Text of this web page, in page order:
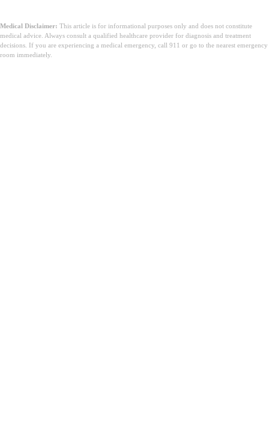
Medical Disclaimer: This article is for informational purposes only and does not constitute
medical advice. Always consult a qualified healthcare provider for diagnosis and treatment
decisions. If you are experiencing a medical emergency, call 911 or go to the nearest emergency
room immediately.